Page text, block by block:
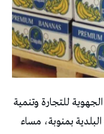
للتجارة وتنمية
بمنوبة، مساء